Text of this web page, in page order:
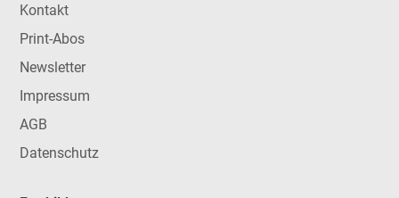
Kontakt
Print-Abos
Newsletter
Impressum
AGB
Datenschutz